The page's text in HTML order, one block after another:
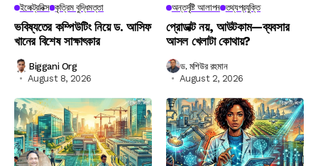
ইলেক্ট্রনিক্স কৃত্রিম বুদ্ধিমত্তা
ভবিষ্যতের কম্পিউটিং নিয়ে ড. আসিফ
খানের বিশেষ সাক্ষাৎকার
Biggani Org
August 8, 2026
অন্তর্দৃষ্টি আলাপন তথ্যপ্রযুক্তি
প্রোডাক্ট নয়, আউটকাম—ব্যবসার
আসল খেলাটা কোথায়?
ড. মশিউর রহমান
August 2, 2026